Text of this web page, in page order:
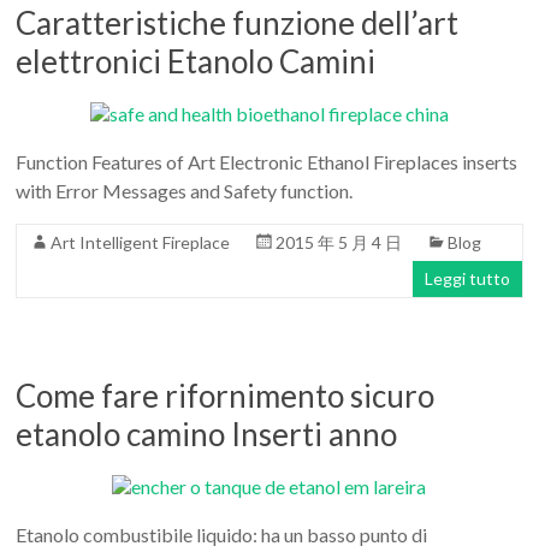
Caratteristiche funzione dell’art
elettronici Etanolo Camini
Function Features of Art Electronic Ethanol Fireplaces inserts
with Error Messages and Safety function.
Art Intelligent Fireplace 2015 年 5 月 4 日
Blog
Leggi tutto
Come fare rifornimento sicuro
etanolo camino Inserti anno
Etanolo combustibile liquido: ha un basso punto di